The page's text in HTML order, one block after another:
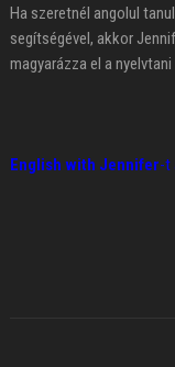
Ha szeretnél angolul
segítségével, akkor
magyarázza el a
English with Jennifer-t